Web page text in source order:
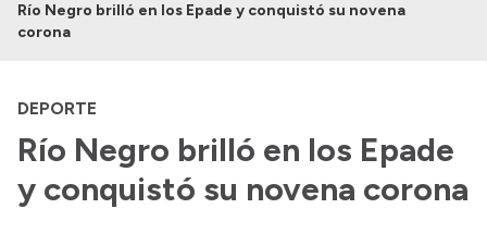
Institucional
Autoridades, Áreas y Organismos
Delegaciones
Normativa
Río Negro brilló en los Epade y conquistó su novena
corona
DEPORTE
Río Negro brilló en los Epade
y conquistó su novena corona